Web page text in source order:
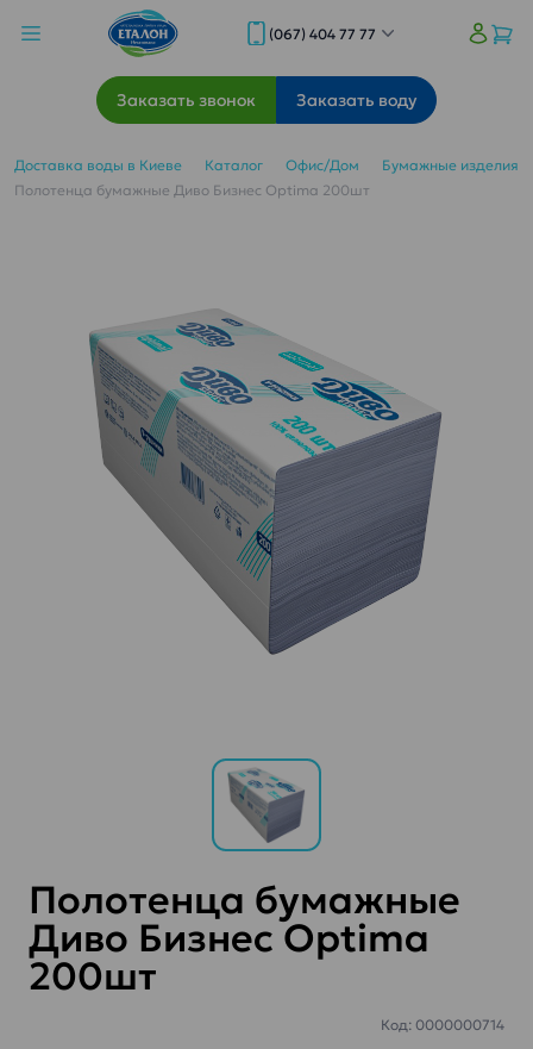
(067) 404 77 77
Заказать звонок Заказать воду
Доставка воды в Киеве Каталог Офис/Дом
Бумажные изделия
Полотенца бумажные Диво Бизнес Optima 200шт
Полотенца бумажные
Диво Бизнес Optima
200шт
Код: 0000000714